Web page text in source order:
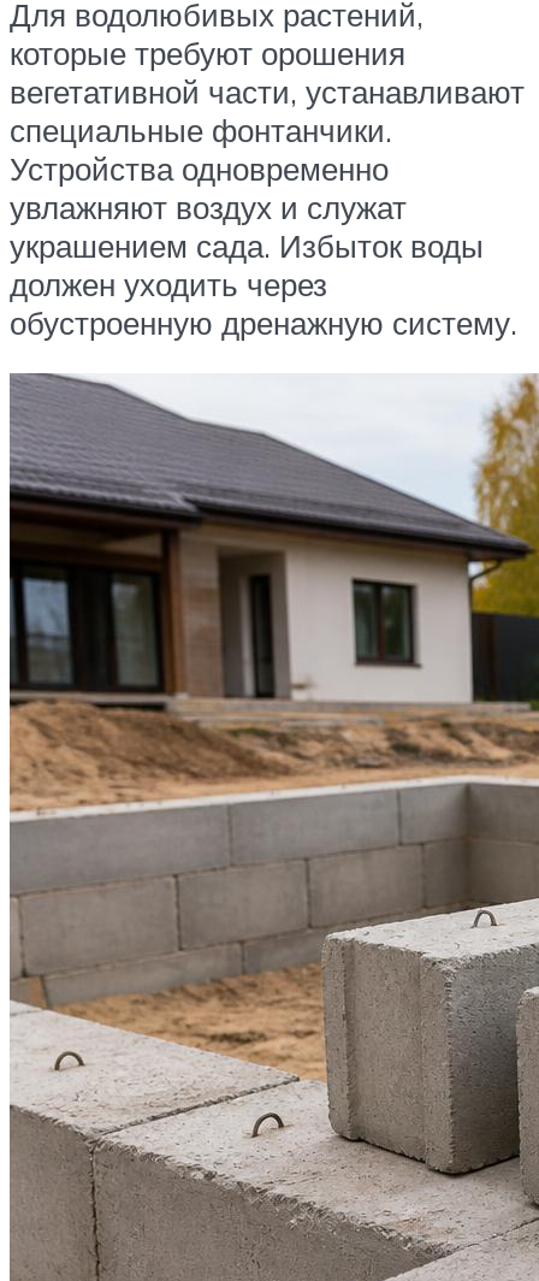
Для водолюбивых растений,
которые требуют орошения
вегетативной части, устанавливают
специальные фонтанчики.
Устройства одновременно
увлажняют воздух и служат
украшением сада. Избыток воды
должен уходить через
обустроенную дренажную систему.